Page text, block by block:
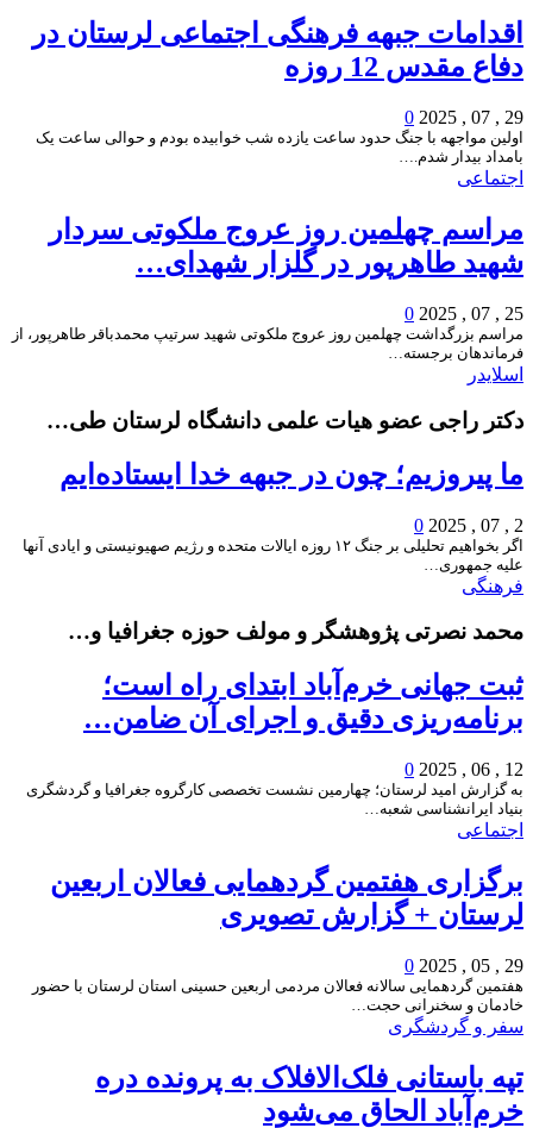
اقدامات جبهه فرهنگی اجتماعی لرستان در
دفاع مقدس 12 روزه
29 , 07 , 2025
0
اولین مواجهه با جنگ حدود ساعت یازده شب خوابیده بودم و حوالی ساعت یک
بامداد بیدار شدم.…
اجتماعی
مراسم چهلمین روز عروج ملکوتی سردار
شهید طاهرپور در گلزار شهدای…
25 , 07 , 2025
0
مراسم بزرگداشت چهلمین روز عروج ملکوتی شهید سرتیپ محمدباقر طاهرپور، از
فرماندهان برجسته…
اسلایدر
دکتر راجی عضو هیات علمی دانشگاه لرستان طی…
ما پیروزیم؛ چون در جبهه خدا ایستاده‌ایم
2 , 07 , 2025
0
اگر بخواهیم تحلیلی بر جنگ ۱۲ روزه ایالات متحده و رژیم صهیونیستی و ایادی آنها
علیه جمهوری…
فرهنگی
محمد نصرتی پژوهشگر و مولف حوزه جغرافیا و…
ثبت جهانی خرم‌‌آباد ابتدای راه است؛
برنامه‌ریزی دقیق و اجرای آن ضامن…
12 , 06 , 2025
0
به گزارش امید لرستان؛ چهارمین نشست تخصصی کارگروه جغرافیا و گردشگری
بنیاد ایرانشناسی شعبه…
اجتماعی
برگزاری هفتمین گردهمایی فعالان اربعین
لرستان + گزارش تصویری
29 , 05 , 2025
0
هفتمین گردهمایی سالانه فعالان مردمی اربعین حسینی استان لرستان با حضور
خادمان و سخنرانی حجت…
سفر و گردشگری
تپه باستانی فلک‌الافلاک به پرونده دره
خرم‌آباد الحاق می‌شود